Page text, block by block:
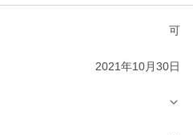
可
2021年10月30日